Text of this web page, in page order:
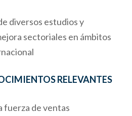
diversos estudios y
sectoriales en ámbitos
RELEVANTES
fuerza de ventas